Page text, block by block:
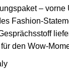
– vorne
Fashion-
den Wow-